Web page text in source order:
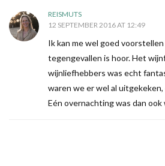
REISMUTS
12 SEPTEMBER 2016 AT 12:49
Ik kan me wel goed
tegengevallen is hoor. Het
wijnliefhebbers was echt
waren we er wel al
Eén overnachting was dan ook